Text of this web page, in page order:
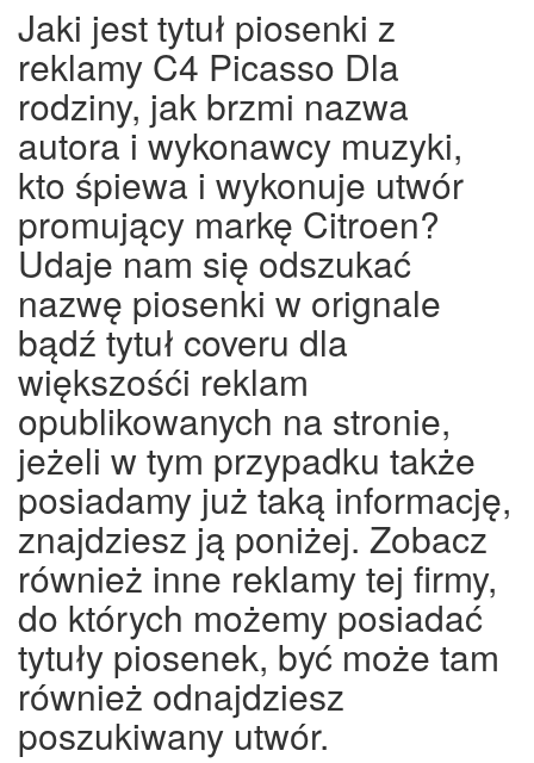
Jaki jest tytuł piosenki z
reklamy C4 Picasso Dla
rodziny, jak brzmi nazwa
autora i wykonawcy muzyki,
kto śpiewa i wykonuje utwór
promujący markę Citroen?
Udaje nam się odszukać
nazwę piosenki w orignale
bądź tytuł coveru dla
większośći reklam
opublikowanych na stronie,
jeżeli w tym przypadku także
posiadamy już taką informację,
znajdziesz ją poniżej. Zobacz
również inne reklamy tej firmy,
do których możemy posiadać
tytuły piosenek, być może tam
również odnajdziesz
poszukiwany utwór.